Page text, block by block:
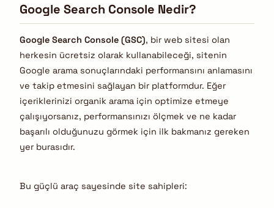
Google Search Console Nedir?
Google Search Console (GSC), bir web sitesi olan
herkesin ücretsiz olarak kullanabileceği, sitenin
Google arama sonuçlarındaki performansını anlamasını
ve takip etmesini sağlayan bir platformdur. Eğer
içeriklerinizi organik arama için optimize etmeye
çalışıyorsanız, performansınızı ölçmek ve ne kadar
başarılı olduğunuzu görmek için ilk bakmanız gereken
yer burasıdır.
Bu güçlü araç sayesinde site sahipleri: